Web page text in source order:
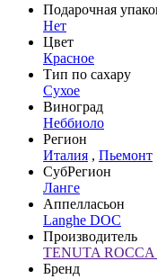
Подарочная
Нет
Цвет
Красное
Тип по сахару
Сухое
Виноград
Неббиоло
Регион
Италия , Пьемонт
СубРегион
Ланге
Аппелласьон
Langhe DOC
Производитель
TENUTA
Бренд